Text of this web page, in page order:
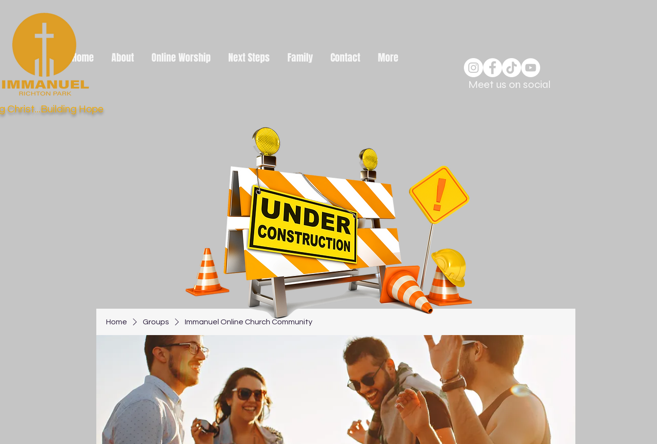
Christ...Building Hope
Home About Online Worship Next Steps Family Contact More
Meet us on social
Home Groups Immanuel Online Church Community